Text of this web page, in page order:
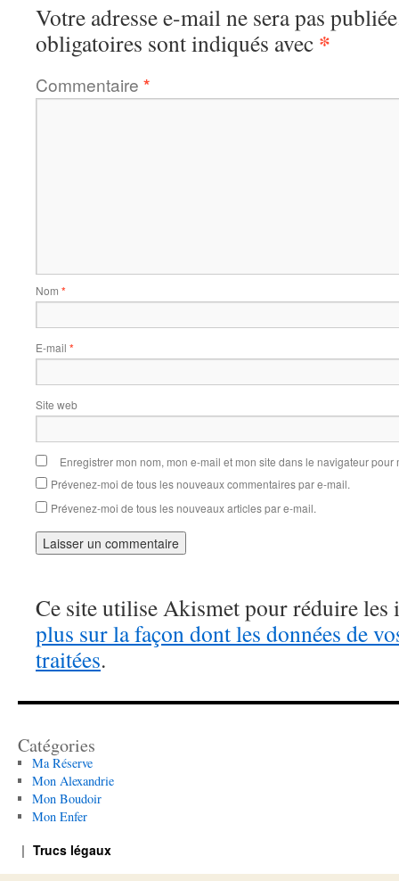
Votre adresse e-mail ne sera pas
obligatoires sont indiqués avec *
Commentaire *
Nom *
E-mail *
Site web
Enregistrer mon nom, mon e-mail et mon site dans le navigateur
Prévenez-moi de tous les nouveaux commentaires par e-mail.
Prévenez-moi de tous les nouveaux articles par e-mail.
Ce site utilise Akismet pour réduire les
plus sur la façon dont les données de
traitées.
Catégories
Ma Réserve
Mon Alexandrie
Mon Boudoir
Mon Enfer
Trucs légaux